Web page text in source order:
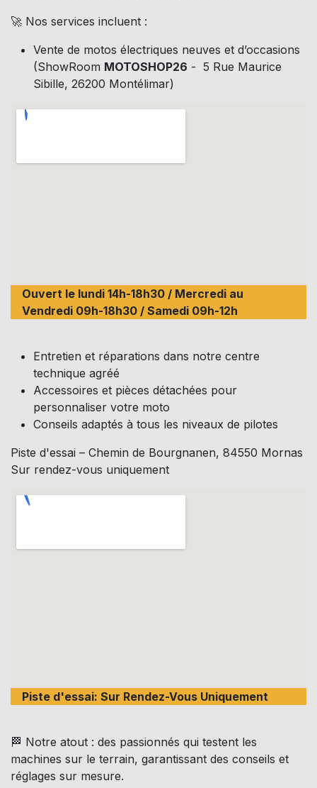
🚀 Nos services incluent :
Vente de motos électriques neuves et d’occasions
(ShowRoom MOTOSHOP26 - 5 Rue Maurice
Sibille, 26200 Montélimar)
Ouvert le lundi 14h-18h30 / Mercredi au
Vendredi 09h-18h30 / Samedi 09h-12h
Entretien et réparations dans notre centre
technique agréé
Accessoires et pièces détachées pour
personnaliser votre moto
Conseils adaptés à tous les niveaux de pilotes
Piste d'essai – Chemin de Bourgnanen, 84550 Mornas
Sur rendez-vous uniquement
Piste d'essai: Sur Rendez-Vous Uniquement
🏁 Notre atout : des passionnés qui testent les
machines sur le terrain, garantissant des conseils et
réglages sur mesure.